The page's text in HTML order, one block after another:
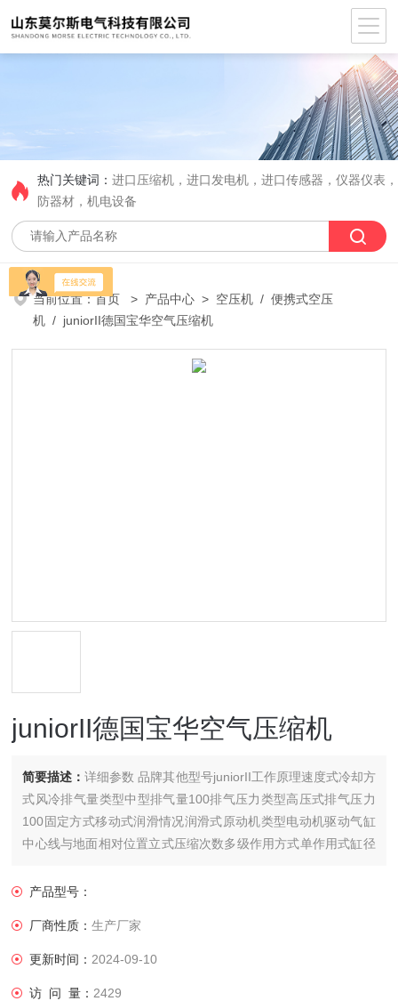
热门关键词：进口压缩机，进口发电机，进口传感器，仪器仪表
防器材，机电设备
当前位置：首页 > 产品中心 > 空压机 /便携式空压
机 / juniorII德国宝华空气压缩机
juniorII德国宝华空气压缩机
简要描述：详细参数 品牌其他型号juniorII工作原理速度式冷却方
式风冷排气量类型中型排气量100排气压力类型高压式排气压力
100固定方式移动式润滑情况润滑式原动机类型电动机驱动气缸
中心线与地面相对位置立式压缩次数多级作用方式单作用式缸径
产品型号：
厂商性质：生产厂家
更新时间： 2024-09-10
访 问 量： 2429